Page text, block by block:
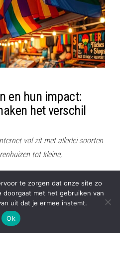
en hun impact:
het verschil
vol zit met allerlei soorten
tot kleine,
|Theme:Envo Magazine
te zorgen dat onze site zo
doorgaat met het gebruiken van
uit dat je ermee instemt.
Ok